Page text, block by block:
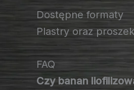
Dostępne formaty
Plastry oraz
FAQ
Czy banan